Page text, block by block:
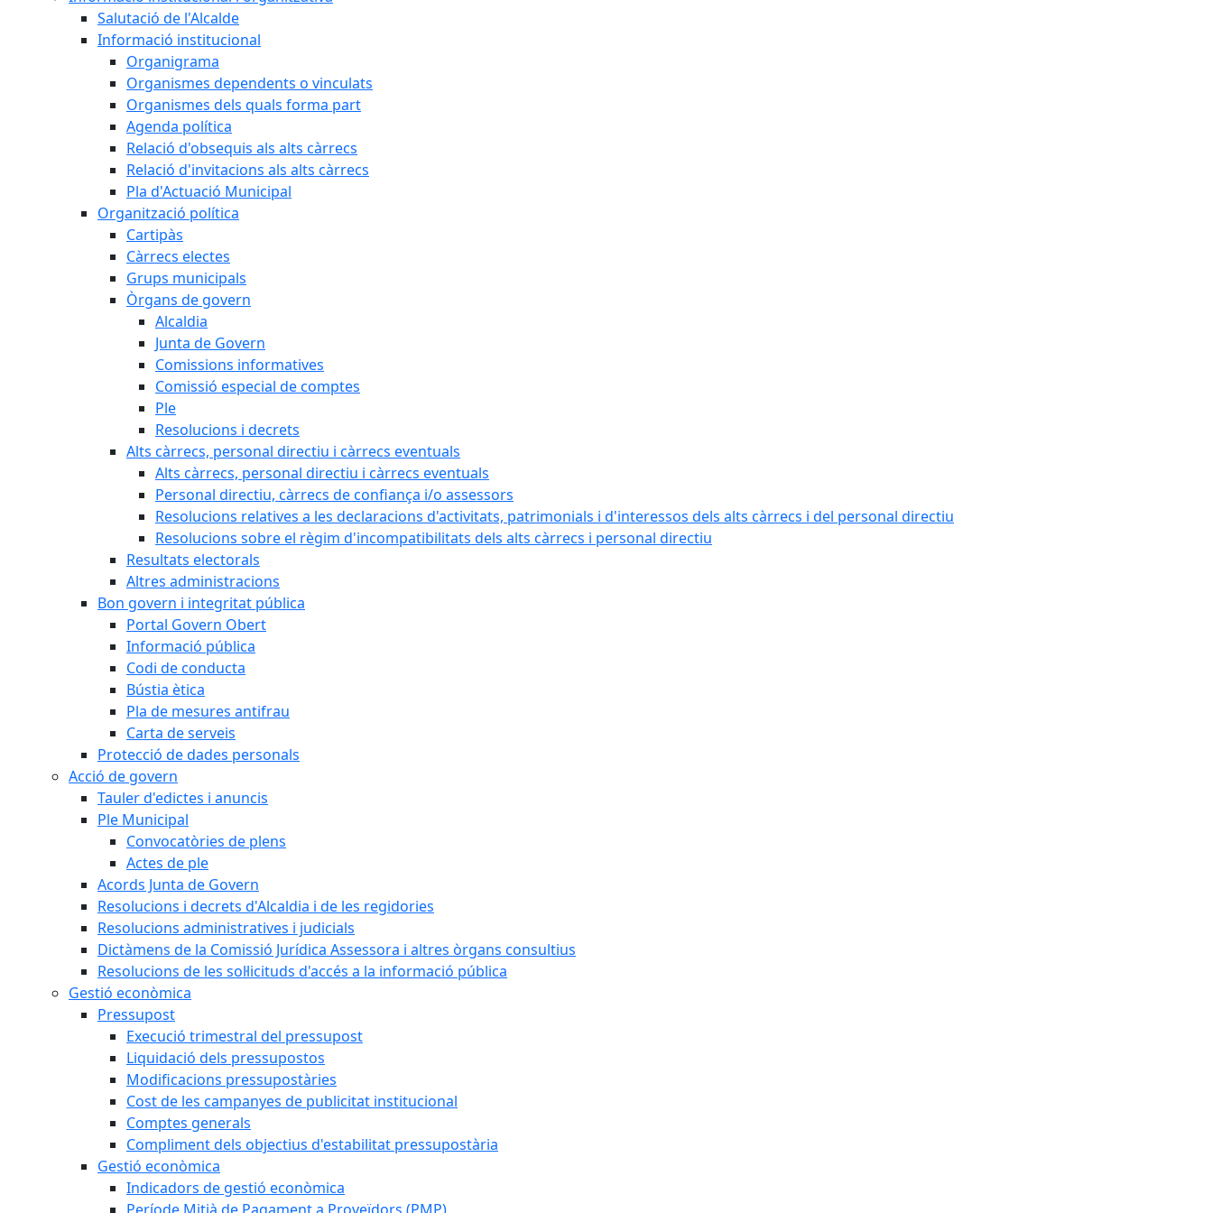
Salutació de l'Alcalde
Informació institucional
Organigrama
Organismes dependents o vinculats
Organismes dels quals forma part
Agenda política
Relació d'obsequis als alts càrrecs
Relació d'invitacions als alts càrrecs
Pla d'Actuació Municipal
Organització política
Cartipàs
Càrrecs electes
Grups municipals
Òrgans de govern
Alcaldia
Junta de Govern
Comissions informatives
Comissió especial de comptes
Ple
Resolucions i decrets
Alts càrrecs, personal directiu i càrrecs eventuals
Alts càrrecs, personal directiu i càrrecs eventuals
Personal directiu, càrrecs de confiança i/o assessors
Resolucions relatives a les declaracions d'activitats, patrimonials i d'interessos dels alts càrrecs i del personal directiu
Resolucions sobre el règim d'incompatibilitats dels alts càrrecs i personal directiu
Resultats electorals
Altres administracions
Bon govern i integritat pública
Portal Govern Obert
Informació pública
Codi de conducta
Bústia ètica
Pla de mesures antifrau
Carta de serveis
Protecció de dades personals
Acció de govern
Tauler d'edictes i anuncis
Ple Municipal
Convocatòries de plens
Actes de ple
Acords Junta de Govern
Resolucions i decrets d'Alcaldia i de les regidories
Resolucions administratives i judicials
Dictàmens de la Comissió Jurídica Assessora i altres òrgans consultius
Resolucions de les sol·licituds d'accés a la informació pública
Gestió econòmica
Pressupost
Execució trimestral del pressupost
Liquidació dels pressupostos
Modificacions pressupostàries
Cost de les campanyes de publicitat institucional
Comptes generals
Compliment dels objectius d'estabilitat pressupostària
Gestió econòmica
Indicadors de gestió econòmica